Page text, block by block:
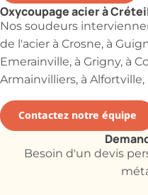
Oxycoupage acier à
Nos soudeurs
de l'acier à Crosne, à
Emerainville, à Grigny, à
Armainvilliers, à
Contactez notre équipe
Besoin d'un devis